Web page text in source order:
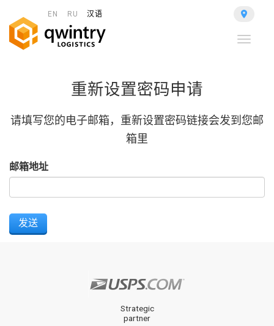
EN RU 汉语
Toggle
重新设置密码申请
请填写您的电子邮箱，重新设置密码链接会发到您邮
箱里
邮箱地址
发送
Strategic
partner